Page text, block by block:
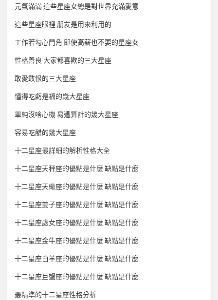
元氣滿滿 這些星座女總是對世界充滿愛意
這些星座眼裡 朋友是用來利用的
工作若勾心鬥角 即使高薪也不要的星座女
性格善良 大家都喜歡的三大星座
敢愛敢恨的三大星座
懂得吃虧是福的幾大星座
單純沒啥心機 易遭算計的幾大星座
容易吃醋的幾大星座
十二星座最詳細的解析性格大全
十二星座天秤座的優點是什麼 缺點是什麼
十二星座天蠍座的優點是什麼 缺點是什麼
十二星座雙子座的優點是什麼 缺點是什麼
十二星座處女座的優點是什麼 缺點是什麼
十二星座金牛座的優點是什麼 缺點是什麼
十二星座白羊座的優點是什麼 缺點是什麼
十二星座巨蟹座的優點是什麼 缺點是什麼
最精準的十二星座性格分析